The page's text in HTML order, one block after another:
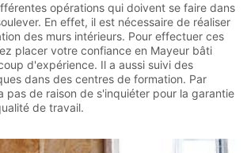
opérations qui doivent se faire dans
En effet, il est nécessaire de réaliser
des murs intérieurs. Pour effectuer ces
placer votre confiance en Mayeur bâti
d'expérience. Il a aussi suivi des
dans des centres de formation. Par
pas de raison de s'inquiéter pour la garantie
de travail.